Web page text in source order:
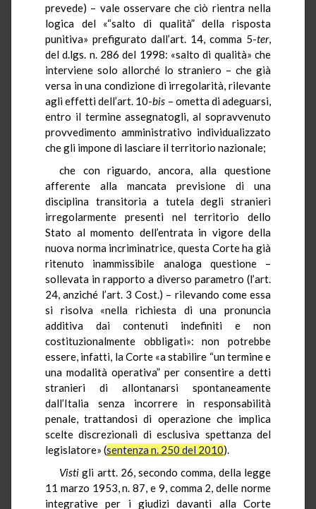
prevede) – vale osservare che ciò rientra nella
logica del «“salto di qualità” della risposta
punitiva» prefigurato dall’art. 14, comma 5-ter,
del d.lgs. n. 286 del 1998: «salto di qualità» che
interviene solo allorché lo straniero – che già
versa in una condizione di irregolarità, rilevante
agli effetti dell’art. 10-bis – ometta di adeguarsi,
entro il termine assegnatogli, al sopravvenuto
provvedimento amministrativo individualizzato
che gli impone di lasciare il territorio nazionale;
che con riguardo, ancora, alla questione
afferente alla mancata previsione di una
disciplina transitoria a tutela degli stranieri
irregolarmente presenti nel territorio dello
Stato al momento dell’entrata in vigore della
nuova norma incriminatrice, questa Corte ha già
ritenuto inammissibile analoga questione –
sollevata in rapporto a diverso parametro (l’art.
24, anziché l’art. 3 Cost.) – rilevando come essa
si risolva «nella richiesta di una pronuncia
additiva dai contenuti indefiniti e non
costituzionalmente obbligati»: non potrebbe
essere, infatti, la Corte «a stabilire “un termine e
una modalità operativa” per consentire a detti
stranieri di allontanarsi spontaneamente
dall’Italia senza incorrere in responsabilità
penale, trattandosi di operazione che implica
scelte discrezionali di esclusiva spettanza del
legislatore» (sentenza n. 250 del 2010).
Visti gli artt. 26, secondo comma, della legge
11 marzo 1953, n. 87, e 9, comma 2, delle norme
integrative per i giudizi davanti alla Corte